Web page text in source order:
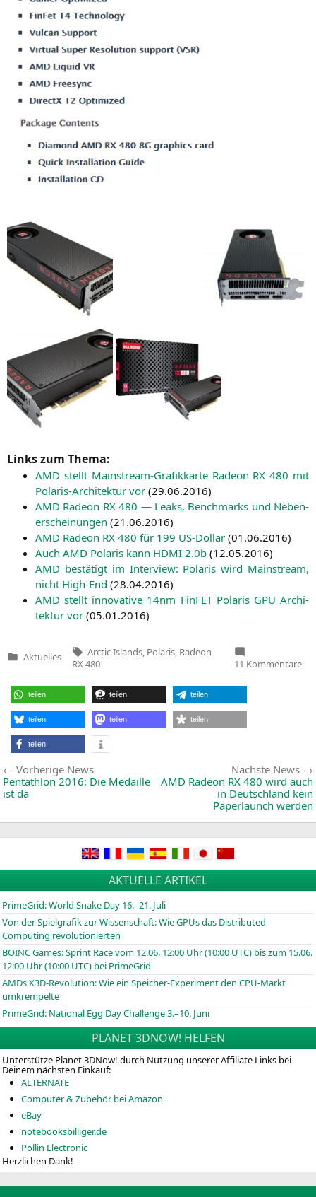
Links zum Thema:
AMD stellt Main­stream-Gra­fik­kar­te Rade­on RX 480 mit
Pola­ris-Archi­tek­tur vor (29.06.2016)
AMD Rade­on RX480 — Leaks, Bench­marks und Neben­
er­schei­nun­gen (21.06.2016)
AMD Rade­on RX 480 für 199 US-Dol­lar (01.06.2016)
Auch AMD Pola­ris kann HDMI 2.0b (12.05.2016)
AMD bestä­tigt im Inter­view: Pola­ris wird Main­stream,
nicht High-End (28.04.2016)
AMD stellt inno­va­ti­ve 14nm Fin­FET Pola­ris GPU Archi­
tek­tur vor (05.01.2016)
Veröffentlicht
Aktuelles
Tags:
Arctic Islands, Polaris, Radeon
RX 480
11 Kommentarezu
teilen teilen teilen
teilen teilen teilen
teilen
Beitragsnavigation
Vorherige NewsVorherige
News:
Pentathlon 2016: Die Medaille
ist da
Nächste News
AMD Radeon RX 480 wird auch
in Deutschland kein
Paperlaunch werden
AKTUELLE ARTIKEL
PrimeGrid: World Snake Day 16.–21. Juli
Von der Spielgrafik zur Wissenschaft: Wie GPUs das Distributed
Computing revolutionierten
BOINCGames: Sprint Race vom 12.06. 12:00 Uhr (10:00 UTC) bis zum 15.06.
12:00 Uhr (10:00 UTC) bei PrimeGrid
AMDs X3D-Revolution: Wie ein Speicher-Experiment den CPU-Markt
umkrempelte
PrimeGrid: National Egg Day Challenge 3.–10. Juni
PLANET 3DNOW! HELFEN
Unterstütze Planet 3DNow! durch Nutzung unserer Affiliate Links bei
Deinem nächsten Einkauf:
ALTERNATE
Computer & Zubehör bei Amazon
eBay
notebooksbilliger.de
Pollin Electronic
Herzlichen Dank!